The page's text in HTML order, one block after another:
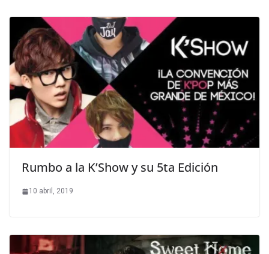
Rumbo a la K’Show y su 5ta Edición
10 abril, 2019